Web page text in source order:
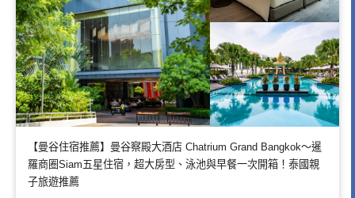
【曼谷住宿推薦】曼谷察殿大酒店 Chatrium Grand Bangkok～暹
羅商圈Siam五星住宿，超大房型、泳池與早餐一次開箱！泰國親
子旅遊推薦